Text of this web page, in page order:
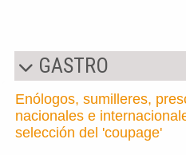
GASTRO
Enólogos, sumilleres,
nacionales e
selección del 'coupage'